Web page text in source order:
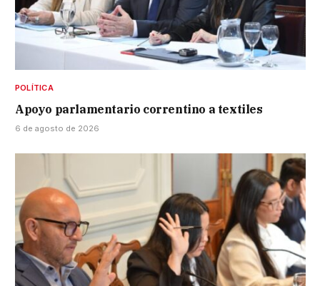
POLÍTICA
Apoyo parlamentario correntino a textiles
6 de agosto de 2026